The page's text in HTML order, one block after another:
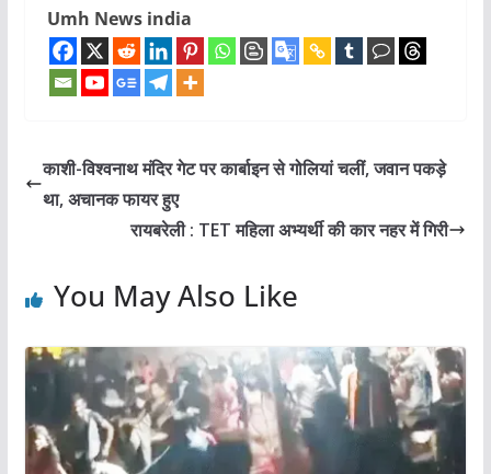
Umh News india
काशी-विश्वनाथ मंदिर गेट पर कार्बाइन से गोलियां चलीं, जवान पकड़े
था, अचानक फायर हुए
रायबरेली : TET महिला अभ्यर्थी की कार नहर में गिरी
You May Also Like